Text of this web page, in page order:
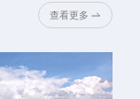
查看更多